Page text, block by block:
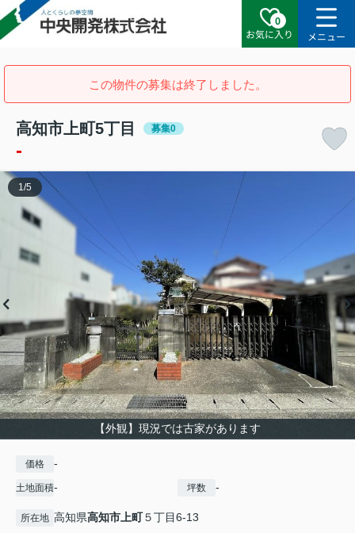
0
お気に入り
メニュー
この物件の募集は終了しました。
高知市上町5丁目 募集0
-
【外観】現況では古家があります
1/5
価格 -
土地面積- 坪数 -
所在地 高知県高知市 上町５丁目6-13